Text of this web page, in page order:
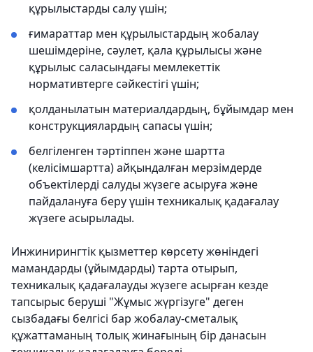
құрылыстарды салу үшін;
ғимараттар мен құрылыстардың жобалау
шешімдеріне, сәулет, қала құрылысы және
құрылыс саласындағы мемлекеттік
нормативтерге сәйкестігі үшін;
қолданылатын материалдардың, бұйымдар мен
конструкциялардың сапасы үшін;
белгіленген тәртіппен және шартта
(келісімшартта) айқындалған мерзімдерде
объектілерді салуды жүзеге асыруға және
пайдалануға беру үшін техникалық қадағалау
жүзеге асырылады.
Инжинирингтік қызметтер көрсету жөніндегі
мамандарды (ұйымдарды) тарта отырып,
техникалық қадағалауды жүзеге асырған кезде
тапсырыс беруші "Жұмыс жүргізуге" деген
сызбадағы белгісі бар жобалау-сметалық
құжаттаманың толық жинағының бір данасын